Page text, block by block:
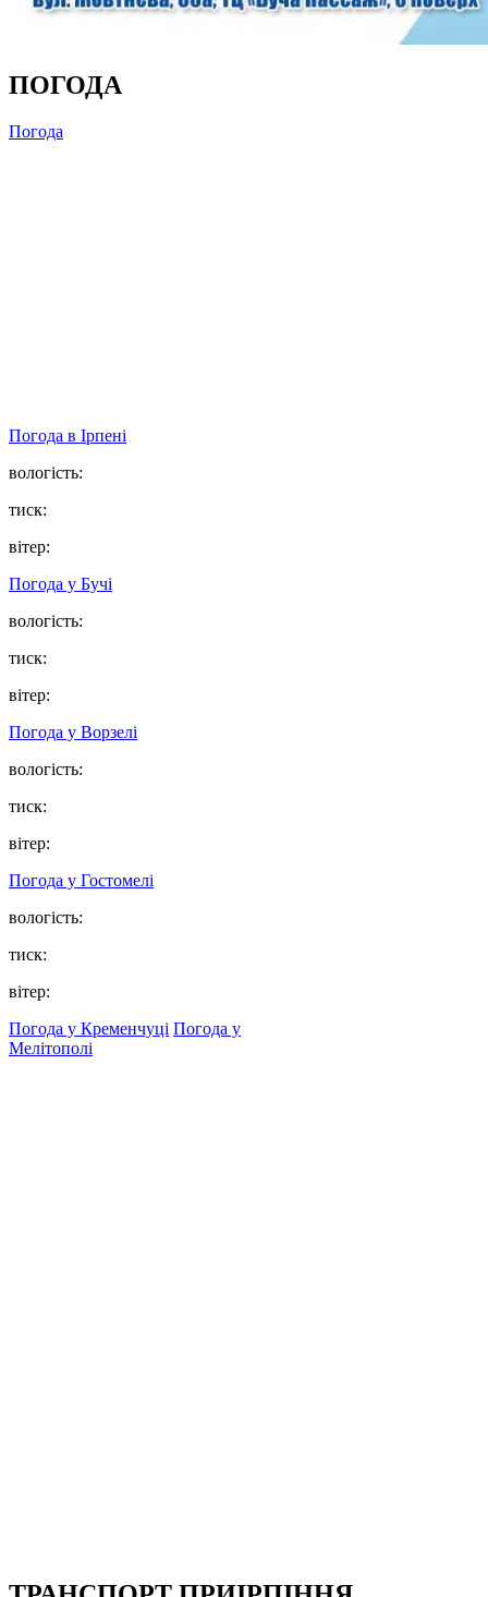
ПОГОДА
Погода
Погода в Ірпені
вологість:
тиск:
вітер:
Погода у Бучі
вологість:
тиск:
вітер:
Погода у Ворзелі
вологість:
тиск:
вітер:
Погода у Гостомелі
вологість:
тиск:
вітер:
Погода у Кременчуці Погода у
Мелітополі